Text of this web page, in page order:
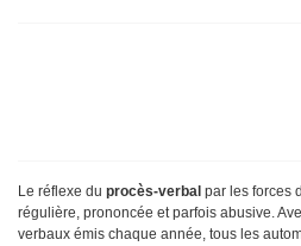
Le réflexe du procès-verbal par les forces
régulière, prononcée et parfois abusive.
verbaux émis chaque année, tous les